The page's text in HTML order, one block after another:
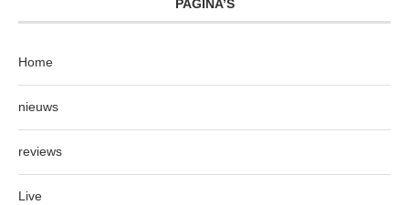
PAGINA’S
Home
nieuws
reviews
Live